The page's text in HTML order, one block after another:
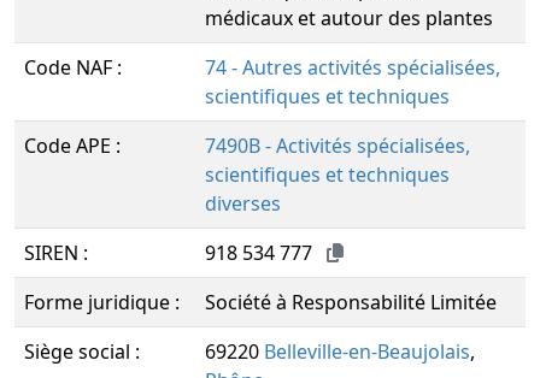
médicaux et autour des plantes
Code NAF :
74 - Autres activités spécialisées,
scientifiques et techniques
Code APE :
7490B - Activités spécialisées,
scientifiques et techniques
diverses
SIREN :
918 534 777
Forme juridique :
Société à Responsabilité Limitée
Siège social :
69220 Belleville-en-Beaujolais,